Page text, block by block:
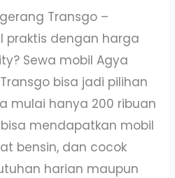
Transgo –
praktis dengan harga
Sewa mobil Agya
bisa jadi pilihan
mulai hanya 200 ribuan
mendapatkan mobil
bensin, dan cocok
harian maupun